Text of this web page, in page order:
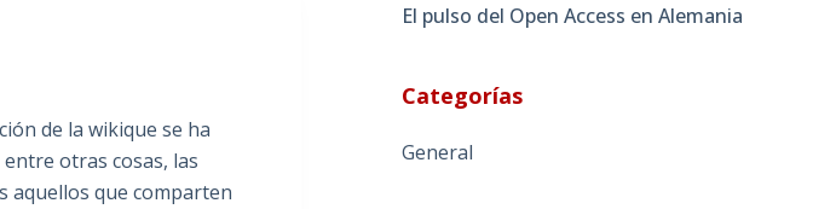
de la wikique se ha
otras cosas, las
aquellos que comparten
El pulso del Open Access en Alemania
Categorías
General